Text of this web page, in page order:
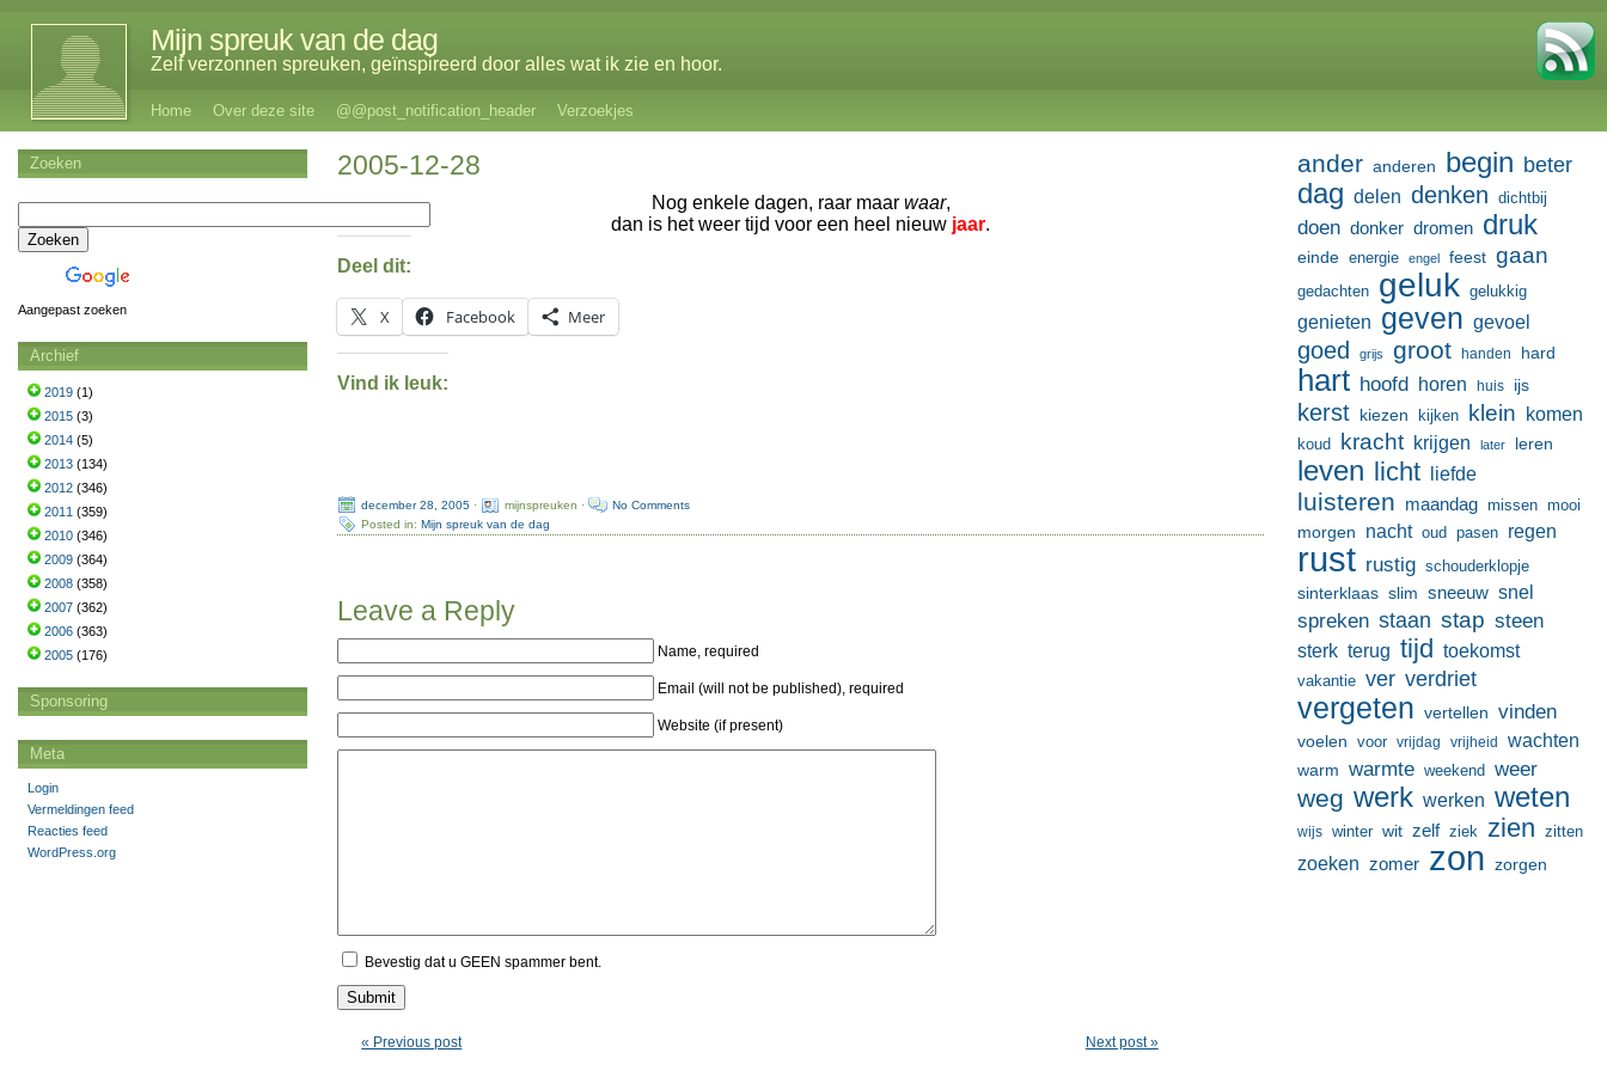
Mijn spreuk van de dag
Zelf verzonnen spreuken, geïnspireerd door alles wat ik zie en hoor.
Home Over deze site @@post_notification_header Verzoekjes
2005-12-28
Nog enkele dagen, raar maar waar,
dan is het weer tijd voor een heel nieuw jaar.
Deel dit:
X Facebook Meer
Vind ik leuk:
december 28, 2005 · mijnspreuken ·
No Comments
Posted in:Mijn spreuk van de dag
Leave a Reply
Name, required
Email (will not be published), required
Website (if present)
Bevestig dat u GEEN spammer bent.
« Previous post Next post »
ander anderen begin beter
dag delen denken dichtbij
doen donker dromen druk
einde energie engel feest gaan
gedachten geluk gelukkig
genieten geven gevoel
goed grijs groot handen hard
hart hoofd horen huis ijs
kerst kiezen kijken klein komen
koud kracht krijgen later leren
leven licht liefde
luisteren maandag missen mooi
morgen nacht oud pasen regen
rust rustig schouderklopje
sinterklaas slim sneeuw snel
spreken staan stap steen
sterk terug tijd toekomst
vakantie ver verdriet
vergeten vertellen vinden
voelen voor vrijdag vrijheid wachten
warm warmte weekend weer
weg werk werken weten
wijs winter wit zelf ziek zien zitten
zoeken zomer zon zorgen
Zoeken
Aangepast zoeken
Archief
2019 (1)
2015 (3)
2014 (5)
2013 (134)
2012 (346)
2011 (359)
2010 (346)
2009 (364)
2008 (358)
2007 (362)
2006 (363)
2005 (176)
Sponsoring
Meta
Login
Vermeldingen feed
Reacties feed
WordPress.org